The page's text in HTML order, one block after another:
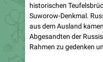
aus dem Ausland
Abgesandten der
Rahmen zu gedenken
Suworows Vermächtnis